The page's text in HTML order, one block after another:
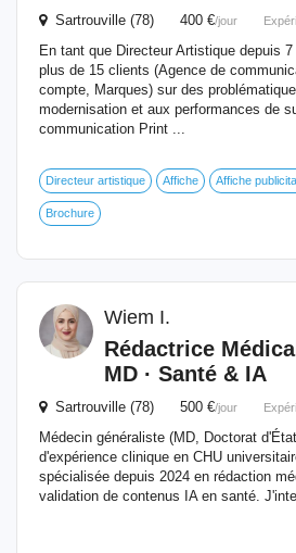
Sartrouville (78) 400 €/jour
En tant que Directeur Artistique depuis
plus de 15 clients (Agence de
compte, Marques) sur des
modernisation et aux performances de
communication Print ...
Directeur artistique Affiche Affiche
Brochure
Wiem I.
Rédactrice
MD · Santé & IA
Sartrouville (78) 500 €/jour
Médecin généraliste (MD, Doctorat
d'expérience clinique en CHU
spécialisée depuis 2024 en rédaction
validation de contenus IA en santé.